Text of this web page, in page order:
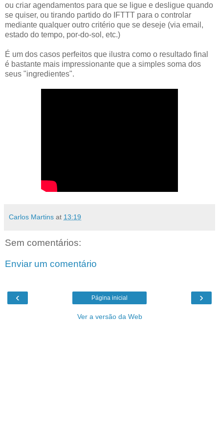
ou criar agendamentos para que se ligue e desligue quando
se quiser, ou tirando partido do IFTTT para o controlar
mediante qualquer outro critério que se deseje (via email,
estado do tempo, por-do-sol, etc.)
É um dos casos perfeitos que ilustra como o resultado final
é bastante mais impressionante que a simples soma dos
seus "ingredientes".
Carlos Martins at 13:19
Sem comentários:
Enviar um comentário
‹ ›
Página inicial
Ver a versão da Web